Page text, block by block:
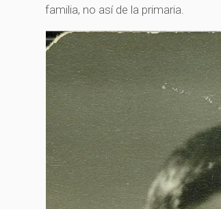
familia, no así de la primaria.